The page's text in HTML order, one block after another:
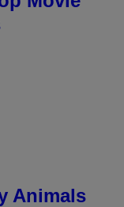
Animals